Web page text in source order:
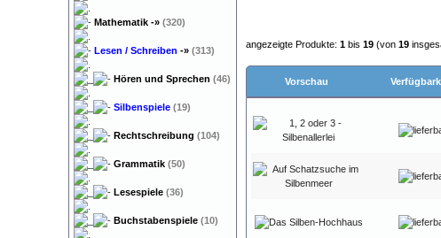
angezeigte Produkte: 1 bis 19 (von 19
Vorschau
Mathematik -» (320)
Lesen / Schreiben -» (313)
Hören und Sprechen (46)
Silbenspiele (19)
Rechtschreibung (104)
Grammatik (50)
Lesespiele (36)
Buchstabenspiele (10)